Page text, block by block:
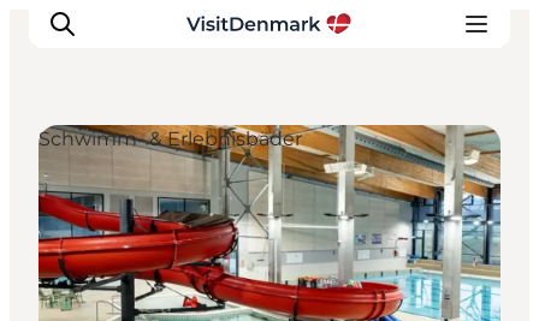
Inspiration
Regionen
Erlebnisse
Unterkünfte
Schwimm- & Erlebnisbäder